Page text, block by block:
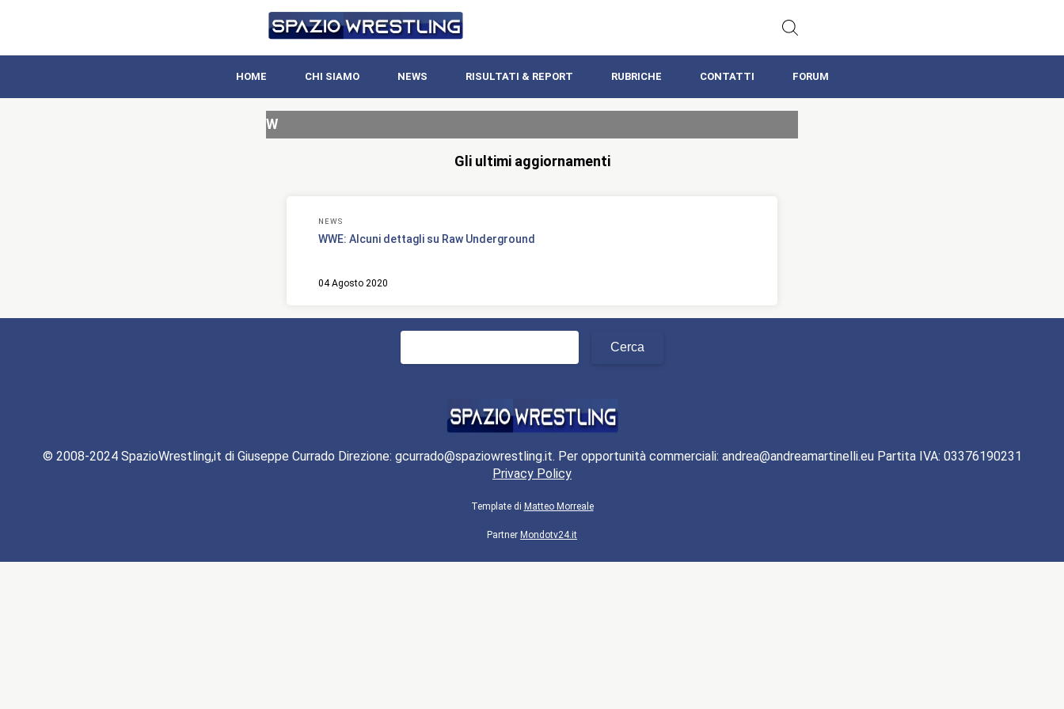
HOME CHI SIAMO NEWS RISULTATI & REPORT RUBRICHE CONTATTI FORUM
W
Gli ultimi aggiornamenti
NEWS
WWE: Alcuni dettagli su Raw Underground
04 Agosto 2020
© 2008-2024 SpazioWrestling,it di Giuseppe Currado Direzione: gcurrado@spaziowrestling.it. Per opportunità commerciali: andrea@andreamartinelli.eu Partita IVA: 03376190231
Privacy Policy
Template di Matteo Morreale
Partner Mondotv24.it